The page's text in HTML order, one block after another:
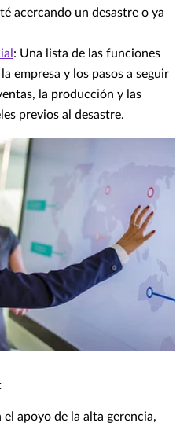
acercando un desastre o ya
: Una lista de las funciones
empresa y los pasos a seguir
la producción y las
previos al desastre.
el apoyo de la alta gerencia,